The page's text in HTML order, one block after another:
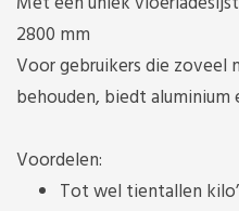
2800 mm
Voor gebruikers die zoveel
behouden, biedt
Voordelen:
Tot wel tientallen